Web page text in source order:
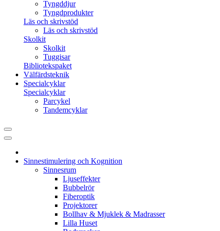
Tyngddjur
Tyngdprodukter
Läs och skrivstöd
Läs och skrivstöd
Skolkit
Skolkit
Tuggisar
Bibliotekspaket
Välfärdsteknik
Specialcyklar
Specialcyklar
Parcykel
Tandemcyklar
Sinnestimulering och Kognition
Sinnesrum
Ljuseffekter
Bubbelrör
Fiberoptik
Projektorer
Bollhav & Mjuklek & Madrasser
Lilla Huset